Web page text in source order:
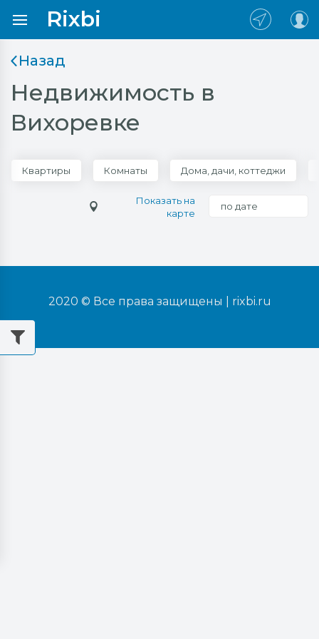
Rixbi
Назад
Недвижимость в
Вихоревке
Квартиры Комнаты Дома, дачи, коттеджи
Показать на
карте
по дате
2020 © Все права защищены | rixbi.ru